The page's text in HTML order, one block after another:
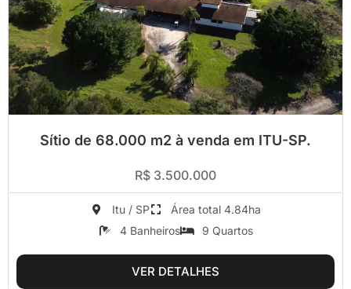
Sítio de 68.000 m2 à venda em ITU-SP.
R$ 3.500.000
Itu / SP
Área total 4.84ha
4 Banheiros
9 Quartos
VER DETALHES